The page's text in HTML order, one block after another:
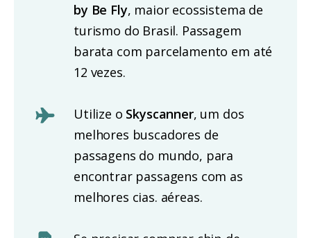
by Be Fly, maior ecossistema de
turismo do Brasil. Passagem
barata com parcelamento em até
12 vezes.
Utilize o Skyscanner, um dos
melhores buscadores de
passagens do mundo, para
encontrar passagens com as
melhores cias. aéreas.